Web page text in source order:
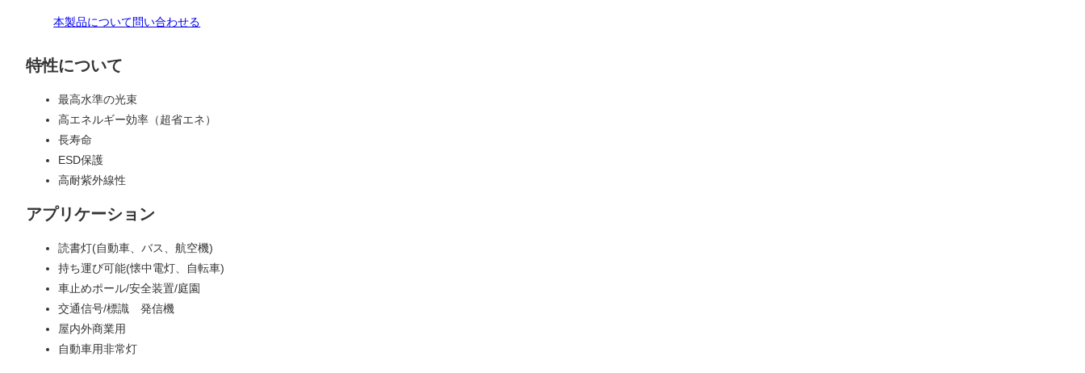
本製品について問い合わせる
特性について
最高水準の光束
高エネルギー効率（超省エネ）
長寿命
ESD保護
高耐紫外線性
アプリケーション
読書灯(自動車、バス、航空機)
持ち運び可能(懐中電灯、自転車)
車止めポール/安全装置/庭園
交通信号/標識 発信機
屋内外商業用
自動車用非常灯